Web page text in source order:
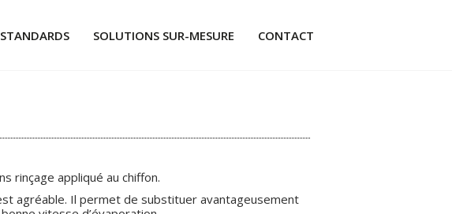
À TIRER
PASTILLES
SOLUTIONS SUR-MESURE CONTACT
rinçage appliqué au chiffon.
agréable. Il permet de substituer avantageusement